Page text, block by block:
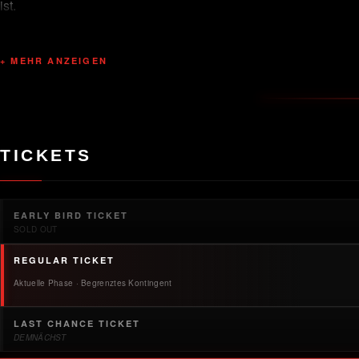
ist.
+ MEHR ANZEIGEN
TICKETS
EARLY BIRD TICKET
SOLD OUT
REGULAR TICKET
Aktuelle Phase · Begrenztes Kontingent
LAST CHANCE TICKET
DEMNÄCHST